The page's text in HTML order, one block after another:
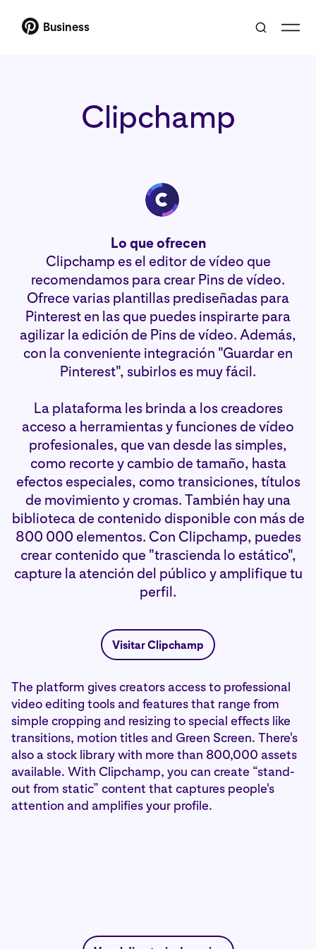
Business
Clipchamp
Lo que ofrecen
Clipchamp es el editor de vídeo que
recomendamos para crear Pins de vídeo.
Ofrece varias plantillas prediseñadas para
Pinterest en las que puedes inspirarte para
agilizar la edición de Pins de vídeo. Además,
con la conveniente integración "Guardar en
Pinterest", subirlos es muy fácil.
La plataforma les brinda a los creadores
acceso a herramientas y funciones de vídeo
profesionales, que van desde las simples,
como recorte y cambio de tamaño, hasta
efectos especiales, como transiciones, títulos
de movimiento y cromas. También hay una
biblioteca de contenido disponible con más de
800 000 elementos. Con Clipchamp, puedes
crear contenido que "trascienda lo estático",
capture la atención del público y amplifique tu
perfil.
Visitar Clipchamp
The platform gives creators access to professional
video editing tools and features that range from
simple cropping and resizing to special effects like
transitions, motion titles and Green Screen. There's
also a stock library with more than 800,000 assets
available. With Clipchamp, you can create “stand-
out from static” content that captures people's
attention and amplifies your profile.